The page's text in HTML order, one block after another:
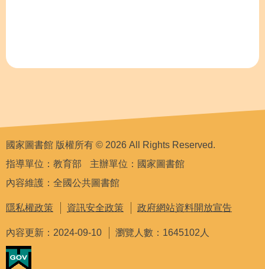
國家圖書館 版權所有 © 2026 All Rights Reserved.
指導單位：教育部
主辦單位：國家圖書館
內容維護：全國公共圖書館
隱私權政策 資訊安全政策 政府網站資料開放宣告
內容更新：2024-09-10 瀏覽人數：1645102人